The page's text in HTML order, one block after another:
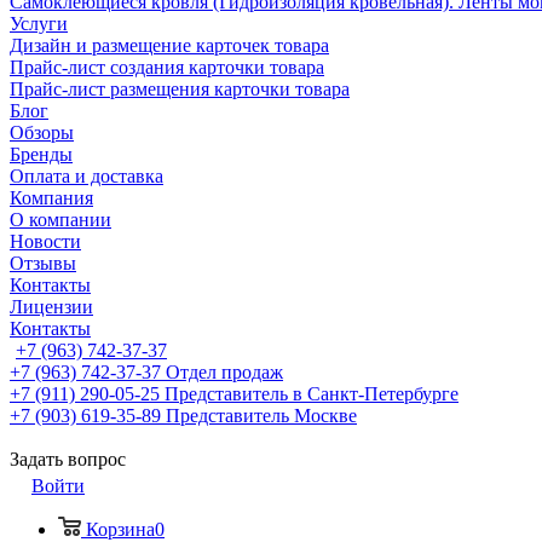
Услуги
Дизайн и размещение карточек товара
Прайс-лист создания карточки товара
Прайс-лист размещения карточки товара
Блог
Обзоры
Бренды
Оплата и доставка
Компания
О компании
Новости
Отзывы
Контакты
Лицензии
Контакты
+7 (963) 742-37-37
+7 (963) 742-37-37 Отдел продаж
+7 (911) 290-05-25 Представитель в Санкт-Петербурге
+7 (903) 619-35-89 Представитель Москве
Задать вопрос
Войти
Корзина0